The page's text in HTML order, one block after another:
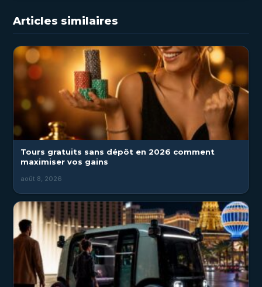
Articles similaires
Tours gratuits sans dépôt en 2026 comment
maximiser vos gains
août 8, 2026